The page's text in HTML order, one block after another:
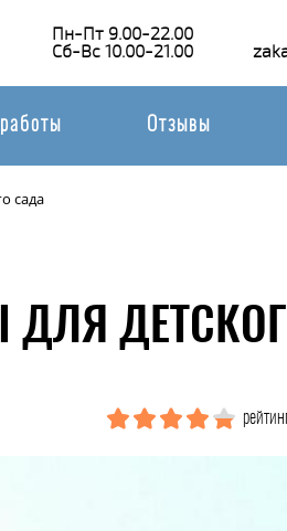
Пн-Пт 9.00-22.00
Сб-Вс 10.00-21.00
Отзывы
сада
ДЛЯ